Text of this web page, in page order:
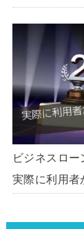
ーン・事業
ランキング
ビジネスロー
実際に利用者
ータ】【